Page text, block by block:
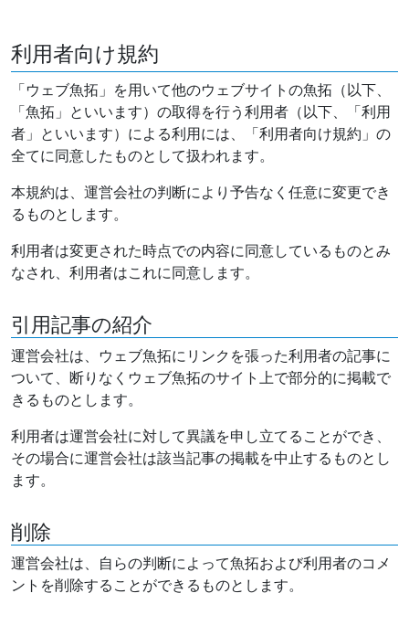
利用者向け規約
「ウェブ魚拓」を用いて他のウェブサイトの魚拓（以下、
「魚拓」といいます）の取得を行う利用者（以下、「利用
者」といいます）による利用には、「利用者向け規約」の
全てに同意したものとして扱われます。
本規約は、運営会社の判断により予告なく任意に変更でき
るものとします。
利用者は変更された時点での内容に同意しているものとみ
なされ、利用者はこれに同意します。
引用記事の紹介
運営会社は、ウェブ魚拓にリンクを張った利用者の記事に
ついて、断りなくウェブ魚拓のサイト上で部分的に掲載で
きるものとします。
利用者は運営会社に対して異議を申し立てることができ、
その場合に運営会社は該当記事の掲載を中止するものとし
ます。
削除
運営会社は、自らの判断によって魚拓および利用者のコメ
ントを削除することができるものとします。